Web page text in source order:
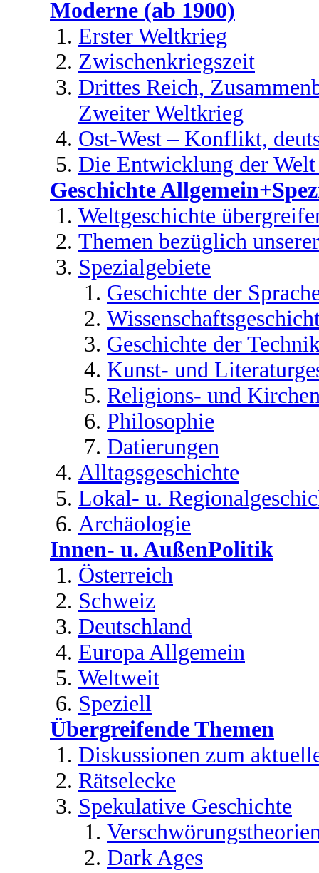
Moderne (ab 1900)
Erster Weltkrieg
Zwischenkriegszeit
Drittes Reich,
Zweiter Weltkrieg
Ost-West – Konflikt,
Die Entwicklung der
Geschichte
Weltgeschichte
Themen bezüglich
Spezialgebiete
Geschichte der
Geschichte der
Kunst- und
Religions- und
Philosophie
Datierungen
Alltagsgeschichte
Lokal- u.
Archäologie
Innen- u. AußenPolitik
Österreich
Schweiz
Deutschland
Europa Allgemein
Weltweit
Speziell
Übergreifende Themen
Diskussionen zum
Rätselecke
Spekulative Geschichte
Dark Ages